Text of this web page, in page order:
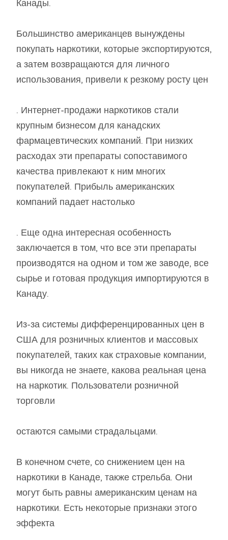
Канады.
Большинство американцев вынуждены
покупать наркотики, которые экспортируются,
а затем возвращаются для личного
использования, привели к резкому росту цен
. Интернет-продажи наркотиков стали
крупным бизнесом для канадских
фармацевтических компаний. При низких
расходах эти препараты сопоставимого
качества привлекают к ним многих
покупателей. Прибыль американских
компаний падает настолько
. Еще одна интересная особенность
заключается в том, что все эти препараты
производятся на одном и том же заводе, все
сырье и готовая продукция импортируются в
Канаду.
Из-за системы дифференцированных цен в
США для розничных клиентов и массовых
покупателей, таких как страховые компании,
вы никогда не знаете, какова реальная цена
на наркотик. Пользователи розничной
торговли
остаются самыми страдальцами.
В конечном счете, со снижением цен на
наркотики в Канаде, также стрельба. Они
могут быть равны американским ценам на
наркотики. Есть некоторые признаки этого
эффекта